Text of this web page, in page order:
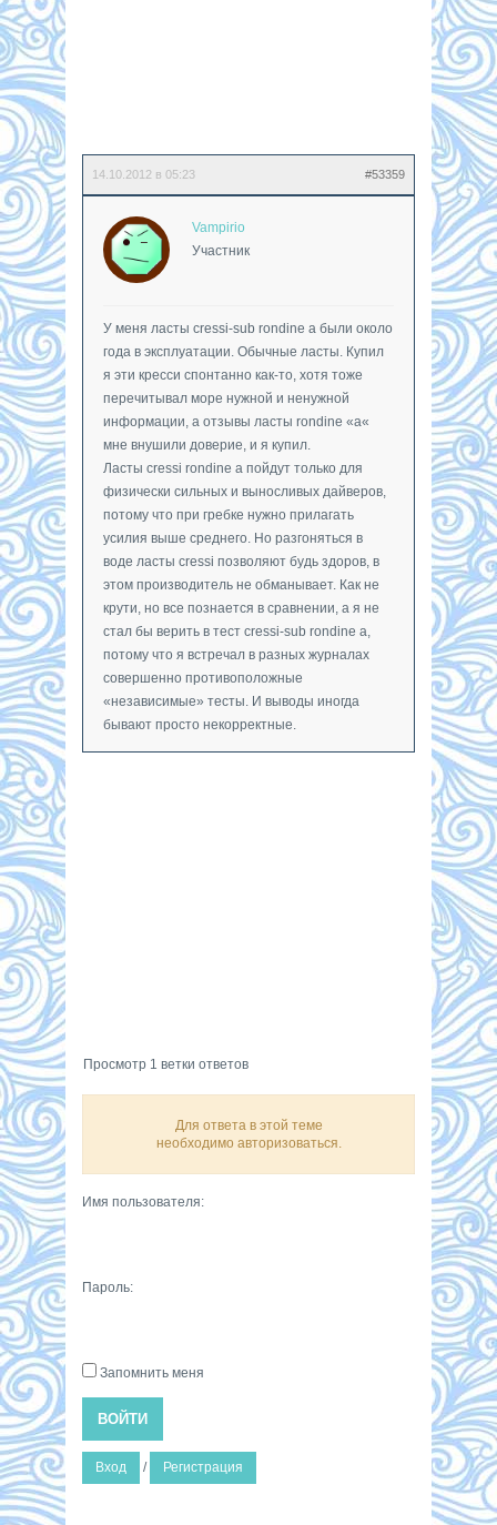
14.10.2012 в 05:23 #53359
Vampirio
Участник
У меня ласты cressi-sub rondine a были около
года в эксплуатации. Обычные ласты. Купил
я эти кресси спонтанно как-то, хотя тоже
перечитывал море нужной и ненужной
информации, а отзывы ласты rondine «a«
мне внушили доверие, и я купил.
Ласты cressi rondine a пойдут только для
физически сильных и выносливых дайверов,
потому что при гребке нужно прилагать
усилия выше среднего. Но разгоняться в
воде ласты cressi позволяют будь здоров, в
этом производитель не обманывает. Как не
крути, но все познается в сравнении, а я не
стал бы верить в тест cressi-sub rondine a,
потому что я встречал в разных журналах
совершенно противоположные
«независимые» тесты. И выводы иногда
бывают просто некорректные.
Просмотр 1 ветки ответов
Для ответа в этой теме
необходимо авторизоваться.
Имя пользователя:
Пароль:
Запомнить меня
ВОЙТИ
Вход / Регистрация